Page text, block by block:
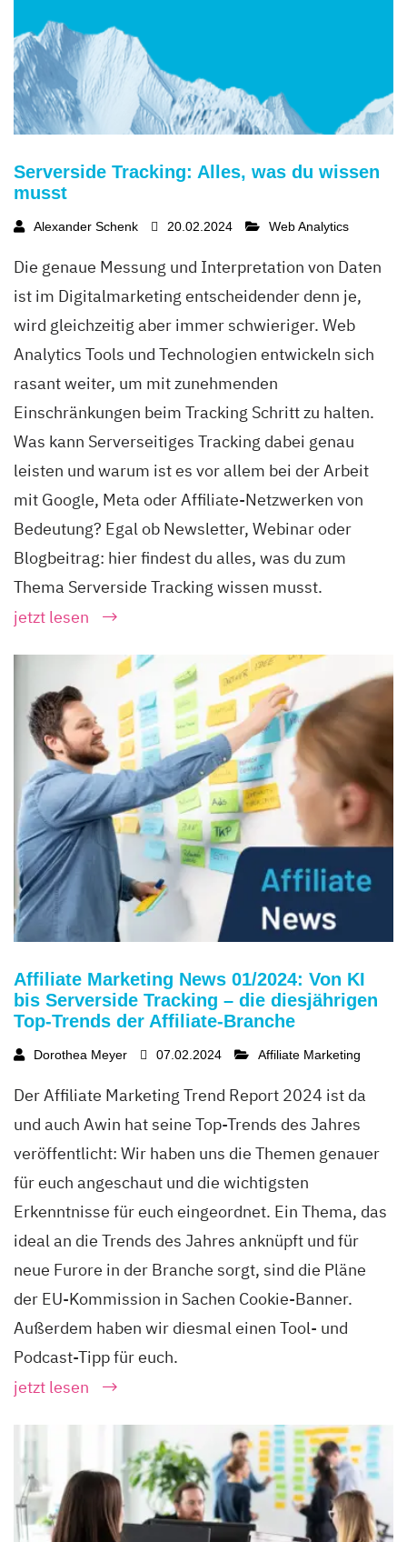
Serverside Tracking: Alles, was du wissen
musst
Alexander Schenk 20.02.2024 Web Analytics
Die genaue Messung und Interpretation von Daten
ist im Digitalmarketing entscheidender denn je,
wird gleichzeitig aber immer schwieriger. Web
Analytics Tools und Technologien entwickeln sich
rasant weiter, um mit zunehmenden
Einschränkungen beim Tracking Schritt zu halten.
Was kann Serverseitiges Tracking dabei genau
leisten und warum ist es vor allem bei der Arbeit
mit Google, Meta oder Affiliate-Netzwerken von
Bedeutung? Egal ob Newsletter, Webinar oder
Blogbeitrag: hier findest du alles, was du zum
Thema Serverside Tracking wissen musst.
jetzt lesen
Affiliate Marketing News 01/2024: Von KI
bis Serverside Tracking – die diesjährigen
Top-Trends der Affiliate-Branche
Dorothea Meyer 07.02.2024 Affiliate Marketing
Der Affiliate Marketing Trend Report 2024 ist da
und auch Awin hat seine Top-Trends des Jahres
veröffentlicht: Wir haben uns die Themen genauer
für euch angeschaut und die wichtigsten
Erkenntnisse für euch eingeordnet. Ein Thema, das
ideal an die Trends des Jahres anknüpft und für
neue Furore in der Branche sorgt, sind die Pläne
der EU-Kommission in Sachen Cookie-Banner.
Außerdem haben wir diesmal einen Tool- und
Podcast-Tipp für euch.
jetzt lesen